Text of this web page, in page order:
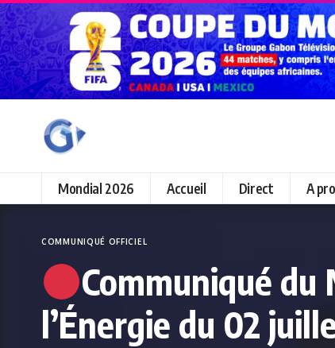
Mondial 2026 Accueil Direct A
COMMUNIQUÉ OFFICIEL
Communiqué du
l’Énergie du 02